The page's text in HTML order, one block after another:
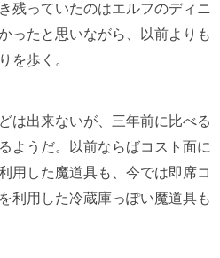
残っていたのはエルフのディニ
ったと思いながら、以前よりも
を歩く。
は出来ないが、三年前に比べる
ようだ。以前ならばコスト面に
用した魔道具も、今では即席コ
利用した冷蔵庫っぽい魔道具も